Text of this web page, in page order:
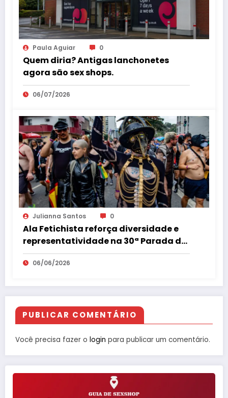
Paula Aguiar 0
Quem diria? Antigas lanchonetes
agora são sex shops.
06/07/2026
Julianna Santos 0
Ala Fetichista reforça diversidade e
representatividade na 30ª Parada do
Orgulho LGBT+ de São Paulo
06/06/2026
PUBLICAR COMENTÁRIO
Você precisa fazer o login para publicar um comentário.